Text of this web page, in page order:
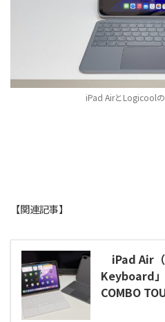
iPad AirとLogicoolの
【関連記事】
iPad Air
Keyboard
COMBO